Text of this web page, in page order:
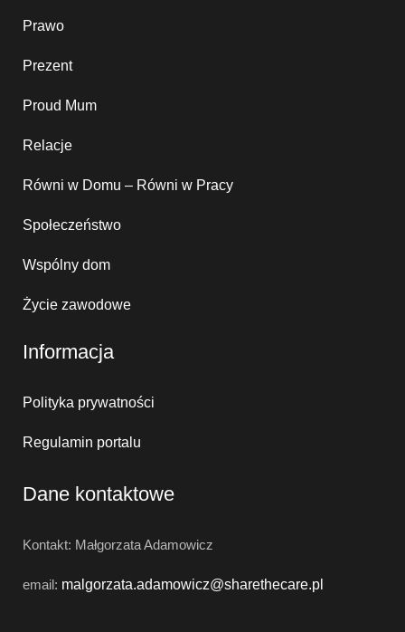
Prawo
Prezent
Proud Mum
Relacje
Równi w Domu – Równi w Pracy
Społeczeństwo
Wspólny dom
Życie zawodowe
Informacja
Polityka prywatności
Regulamin portalu
Dane kontaktowe
Kontakt: Małgorzata Adamowicz
email: malgorzata.adamowicz@sharethecare.pl